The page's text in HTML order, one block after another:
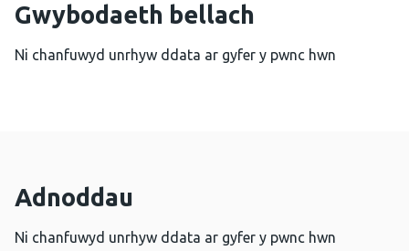
Gwybodaeth bellach
Ni chanfuwyd unrhyw ddata ar gyfer y pwnc hwn
Adnoddau
Ni chanfuwyd unrhyw ddata ar gyfer y pwnc hwn